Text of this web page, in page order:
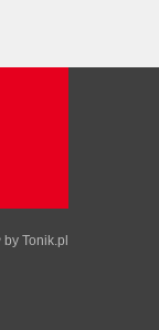
by Tonik.pl